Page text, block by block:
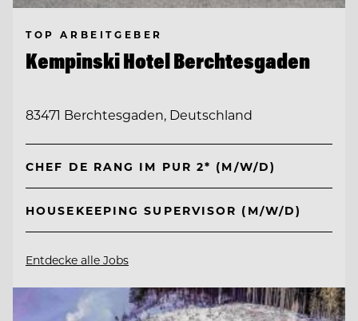
TOP ARBEITGEBER
Kempinski Hotel Berchtesgaden
83471 Berchtesgaden, Deutschland
CHEF DE RANG IM PUR 2* (M/W/D)
HOUSEKEEPING SUPERVISOR (M/W/D)
Entdecke alle Jobs